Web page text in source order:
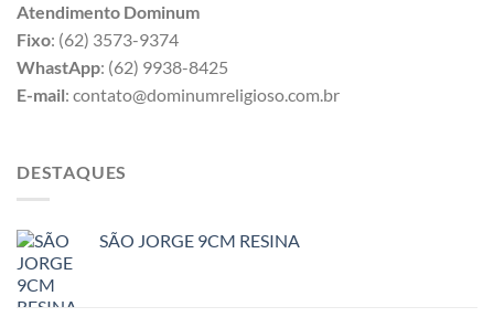
Atendimento Dominum
Fixo: (62) 3573-9374
WhastApp: (62) 9938-8425
E-mail: contato@dominumreligioso.com.br
DESTAQUES
SÃO JORGE 9CM RESINA